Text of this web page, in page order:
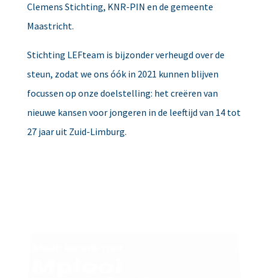
Clemens Stichting, KNR-PIN en de gemeente
Maastricht.
Stichting LEFteam is bijzonder verheugd over de
steun, zodat we ons óók in 2021 kunnen blijven
focussen op onze doelstelling: het creëren van
nieuwe kansen voor jongeren in de leeftijd van 14 tot
27 jaar uit Zuid-Limburg.